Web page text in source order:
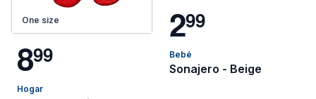
One size
899
Hogar
299
Bebé
Sonajero - Beige